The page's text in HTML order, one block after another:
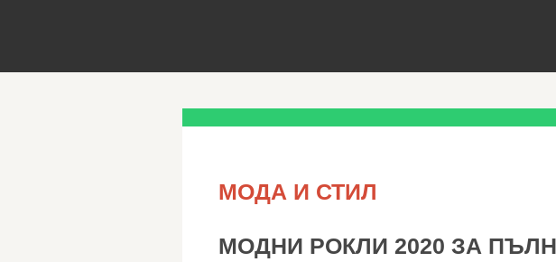
МОДА И СТИЛ
МОДНИ РОКЛИ 2020 ЗА